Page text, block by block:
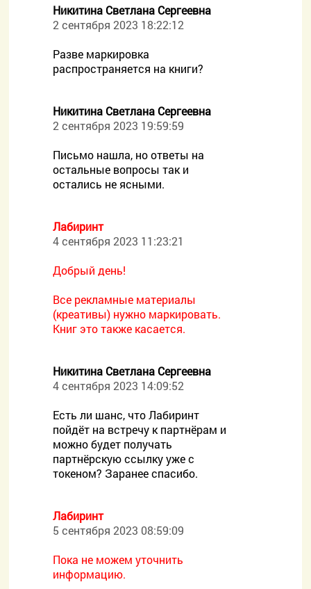
Никитина Светлана Сергеевна
2 сентября 2023 18:22:12
Разве маркировка
распространяется на книги?
Никитина Светлана Сергеевна
2 сентября 2023 19:59:59
Письмо нашла, но ответы на
остальные вопросы так и
остались не ясными.
Лабиринт
4 сентября 2023 11:23:21
Добрый день!
Все рекламные материалы
(креативы) нужно маркировать.
Книг это также касается.
Никитина Светлана Сергеевна
4 сентября 2023 14:09:52
Есть ли шанс, что Лабиринт
пойдёт на встречу к партнёрам и
можно будет получать
партнёрскую ссылку уже с
токеном? Заранее спасибо.
Лабиринт
5 сентября 2023 08:59:09
Пока не можем уточнить
информацию.